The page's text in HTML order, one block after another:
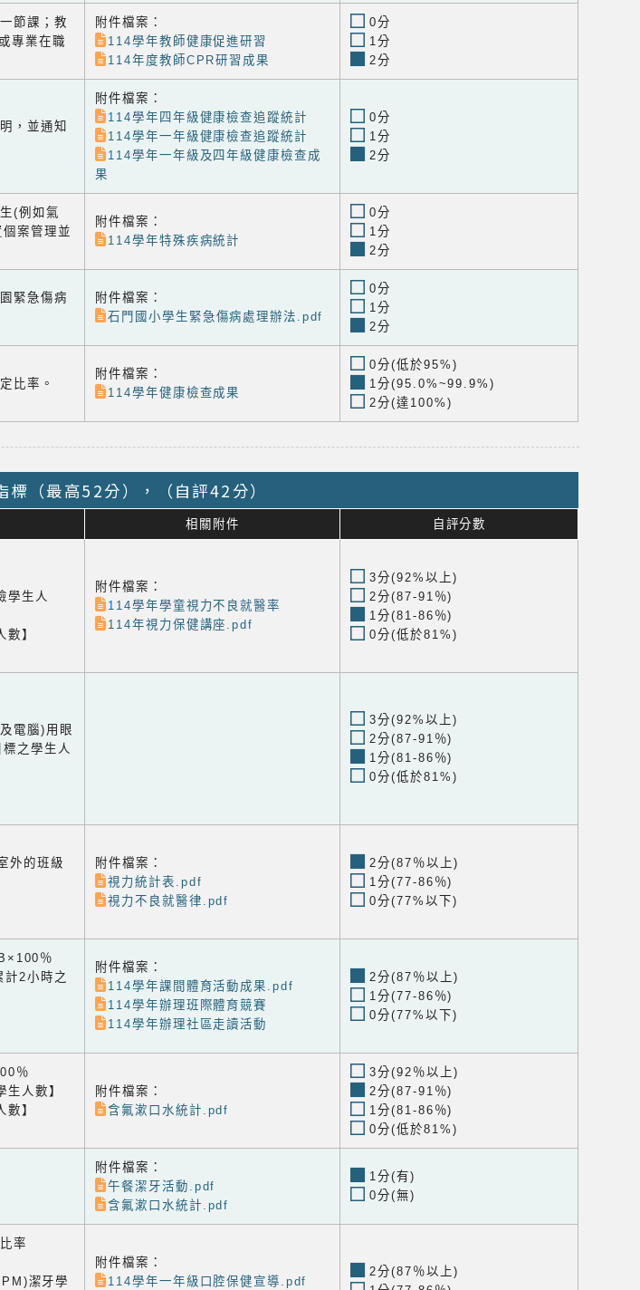
節課；教
專業在職
附件檔案：
114學年教師健康促進研習
114年度教師CPR研習成果
0分
1分
2分
，並通知
附件檔案：
114學年四年級健康檢查追蹤統計
114學年一年級健康檢查追蹤統計
114學年一年級及四年級健康檢查成
果
0分
1分
2分
(例如氣
案管理並
附件檔案：
114學年特殊疾病統計
0分
1分
2分
緊急傷病
附件檔案：
石門國小學生緊急傷病處理辦法.pdf
0分
1分
2分
比率。
附件檔案：
114學年健康檢查成果
0分(低於95%)
1分(95.0%~99.9%)
2分(達100%)
標（最高52分），（自評42分）
相關附件 自評分數
學生人
】
附件檔案：
114學年學童視力不良就醫率
114年視力保健講座.pdf
3分(92%以上)
2分(87-91％)
1分(81-86％)
0分(低於81%)
電腦)用眼
之學生人
3分(92%以上)
2分(87-91％)
1分(81-86％)
0分(低於81%)
外的班級
附件檔案：
視力統計表.pdf
視力不良就醫律.pdf
2分(87％以上)
1分(77-86％)
0分(77%以下)
％
計2小時之
附件檔案：
114學年課間體育活動成果.pdf
114學年辦理班際體育競賽
114學年辦理社區走讀活動
2分(87％以上)
1分(77-86％)
0分(77%以下)
％
人數】
】
附件檔案：
含氟漱口水統計.pdf
3分(92％以上)
2分(87-91％)
1分(81-86％)
0分(低於81%)
附件檔案：
午餐潔牙活動.pdf
含氟漱口水統計.pdf
1分(有)
0分(無)
率
潔牙學
附件檔案：
114學年一年級口腔保健宣導.pdf
2分(87％以上)